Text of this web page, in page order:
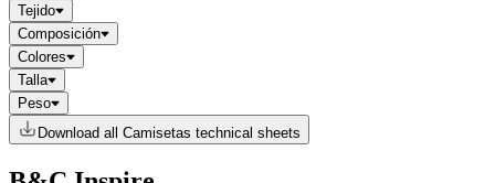
Tejido
Composición
Colores
Talla
Peso
Download all Camisetas technical sheets